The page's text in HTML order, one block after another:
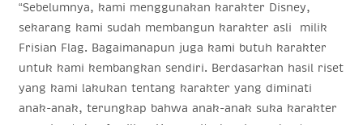
“Sebelumnya, kami menggunakan karakter Disney,
sekarang kami sudah membangun karakter asli milik
Frisian Flag. Bagaimanapun juga kami butuh karakter
untuk kami kembangkan sendiri. Berdasarkan hasil riset
yang kami lakukan tentang karakter yang diminati
anak-anak, terungkap bahwa anak-anak suka karakter